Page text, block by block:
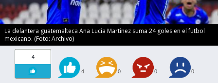
La delantera guatemalteca Ana Lucía Martínez suma 24 goles en el futbol
mexicano. (Foto: Archivo)
4
4 0 0 0